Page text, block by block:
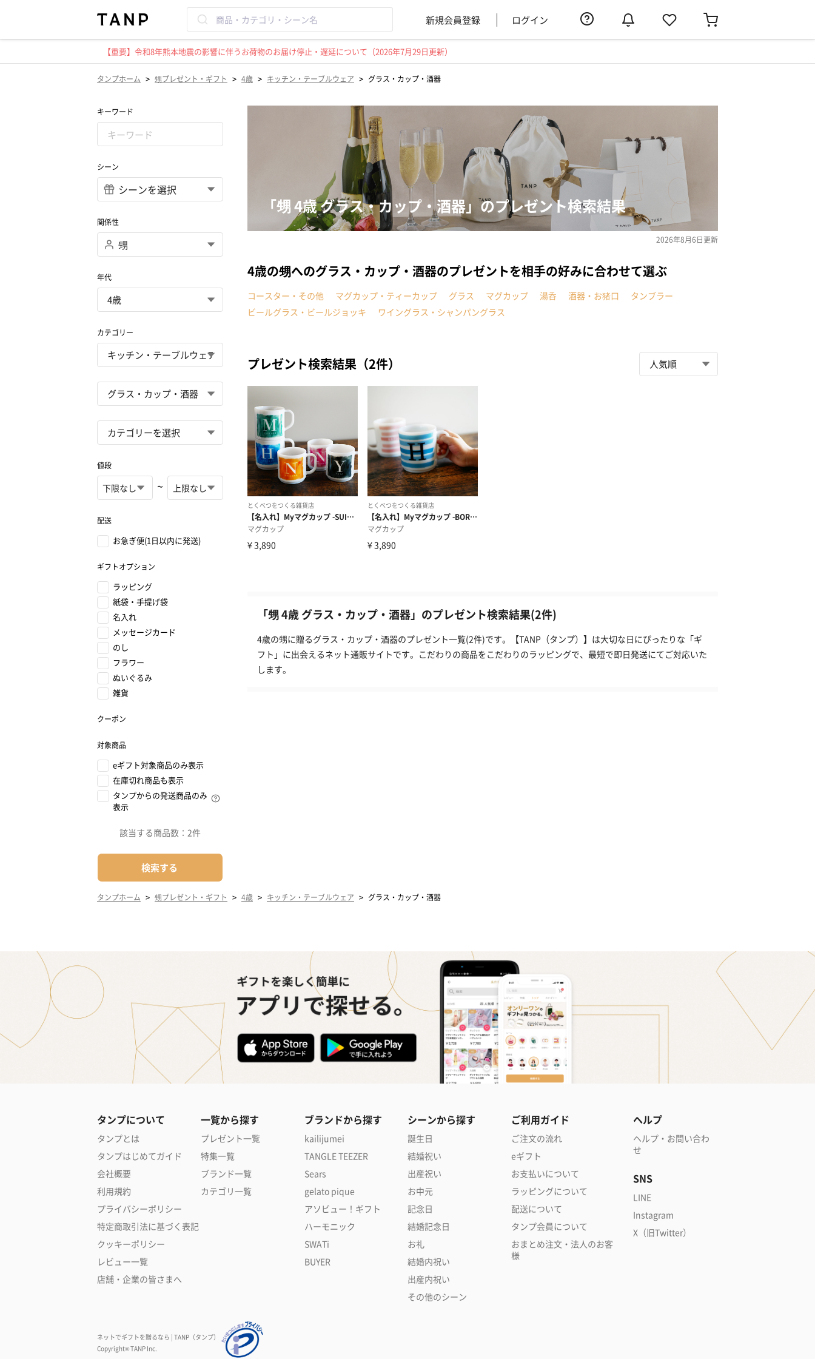
新規会員登録 ログイン
【重要】令和8年熊本地震の影響に伴うお荷物のお届け停止・遅延について（2026年7月29日更新）
タンプホーム > 甥プレゼント・ギフト > 4歳 > キッチン・テーブルウェア > グラス・カップ・酒器
キーワード
シーン
関係性
年代
カテゴリー
値段
~
配送
お急ぎ便(1日以内に発送)
ギフトオプション
ラッピング
紙袋・手提げ袋
名入れ
メッセージカード
のし
フラワー
ぬいぐるみ
雑貨
クーポン
対象商品
eギフト対象商品のみ表示
在庫切れ商品も表示
タンプからの発送商品のみ
表示
該当する商品数： 2件
検索する
「甥 4歳 グラス・カップ・酒器」のプレゼント検索結果
2026年8月6日更新
4歳の甥へのグラス・カップ・酒器のプレゼントを相手の好みに合わせて選ぶ
コースター・その他 マグカップ・ティーカップ グラス マグカップ 湯呑 酒器・お猪口
タンブラー
ビールグラス・ビールジョッキ
ワイングラス・シャンパングラス
プレゼント検索結果（2件）
「甥 4歳 グラス・カップ・酒器」のプレゼント検索結果(2件)
4歳の甥に贈るグラス・カップ・酒器のプレゼント一覧(2件)です。【TANP（タンプ）】は大切な日にぴったりな「ギ
フト」に出会えるネット通販サイトです。こだわりの商品をこだわりのラッピングで、最短で即日発送にてご対応いた
します。
タンプホーム > 甥プレゼント・ギフト > 4歳 > キッチン・テーブルウェア > グラス・カップ・酒器
タンプについて
タンプとは
タンプはじめてガイド
会社概要
利用規約
プライバシーポリシー
特定商取引法に基づく表記
クッキーポリシー
レビュー一覧
店舗・企業の皆さまへ
一覧から探す
プレゼント一覧
特集一覧
ブランド一覧
カテゴリ一覧
ブランドから探す
kailijumei
TANGLE TEEZER
Sears
gelato pique
アソビュー！ギフト
ハーモニック
SWATi
BUYER
シーンから探す
誕生日
結婚祝い
出産祝い
お中元
記念日
結婚記念日
お礼
結婚内祝い
出産内祝い
その他のシーン
ご利用ガイド
ご注文の流れ
eギフト
お支払いについて
ラッピングについて
配送について
タンプ会員について
おまとめ注文・法人のお客
様
ヘルプ
ヘルプ・お問い合わ
せ
SNS
LINE
Instagram
X（旧Twitter）
ネットでギフトを贈るなら | TANP（タンプ）
Copyright© TANP Inc.